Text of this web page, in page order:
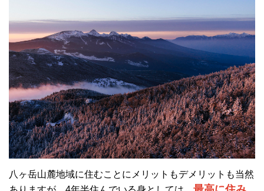
八ヶ岳山麓地域に住むことにメリットもデメリットも当然